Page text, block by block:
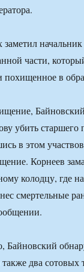
заметил
части,
похищенное в
убить старшего
в этом
Корнеев
колодцу, где
смертельные
Байновский
два сотовых